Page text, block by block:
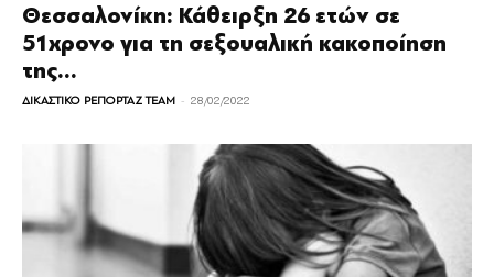
Θεσσαλονίκη: Κάθειρξη 26 ετών σε
51χρονο για τη σεξουαλική κακοποίηση
της...
ΔΙΚΑΣΤΙΚΟ ΡΕΠΟΡΤΑΖ TEAM - 28/02/2022